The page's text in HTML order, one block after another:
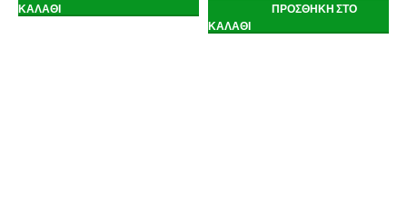
ΚΑΛΆΘΙ
ΠΡΟΣΘΉΚΗ ΣΤΟ
ΚΑΛΆΘΙ